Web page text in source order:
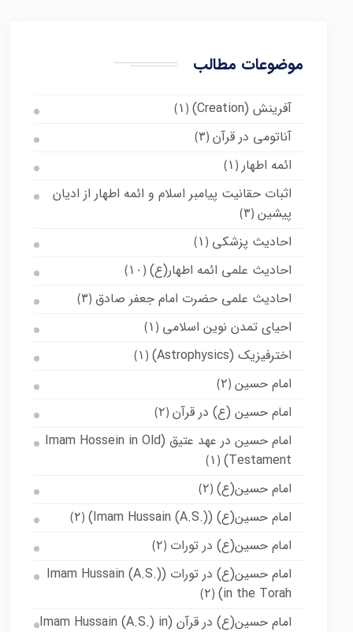
موضوعات مطالب
آفرینش (Creation) (۱)
آناتومی در قرآن (۳)
ائمه اطهار (۱)
اثبات حقانیت پیامبر اسلام و ائمه اطهار از ادیان
پیشین (۳)
احادیث پزشکی (۱)
احادیث علمی ائمه اطهار(ع) (۱۰)
احادیث علمی حضرت امام جعفر صادق (۳)
احیای تمدن نوین اسلامی (۱)
اخترفیزیک (Astrophysics) (۱)
امام حسین (۲)
امام حسین (ع) در قرآن (۲)
امام حسین در عهد عتیق (Imam Hossein in Old
Testament)
(۱)
امام حسین(ع) (۲)
امام حسین(ع) (Imam Hussain (A.S.)) (۲)
امام حسین(ع) در تورات (۲)
امام حسین(ع) در تورات (Imam Hussain (A.S.)
in the Torah)
(۲)
امام حسین(ع) در قرآن (Imam Hussain (A.S.) in